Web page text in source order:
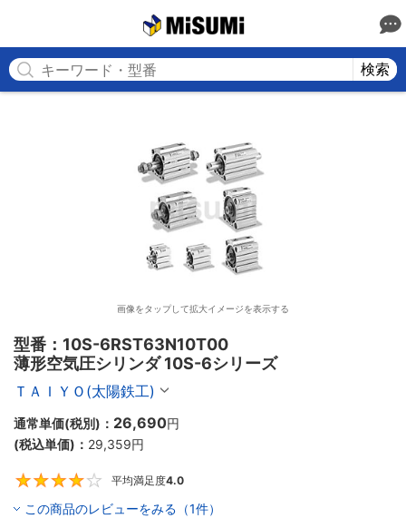
検索
画像をタップして拡大イメージを表示する
型番：10S-6RST63N10T00
薄形空気圧シリンダ 10S-6シリーズ
ＴＡＩＹＯ(太陽鉄工)
通常単価(税別)： 26,690円
(税込単価)： 29,359円
平均満足度4.0
この商品のレビューをみる（1件）